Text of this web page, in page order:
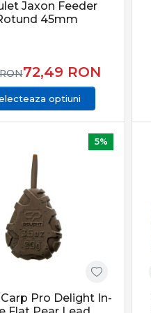
Jaxon Feeder
45mm
72,49 RON
optiuni
5%
Pro Delight In-